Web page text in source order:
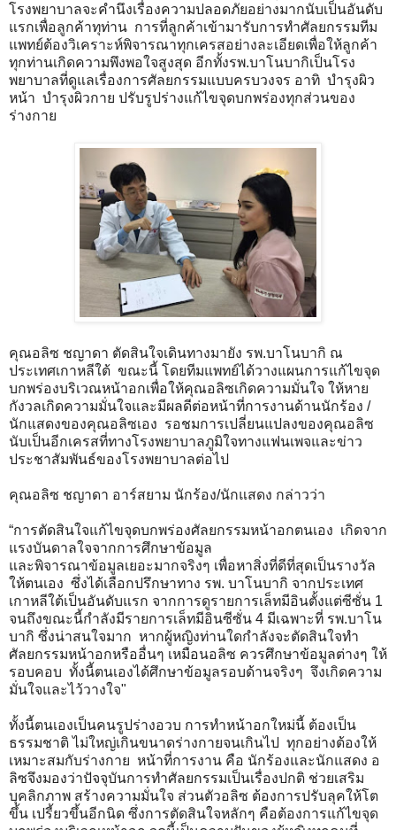
โรงพยาบาลจะคำนึงเรื่องความปลอดภัยอย่างมากนับเป็นอันดับ
แรกเพื่อลูกค้าทุท่าน การที่ลูกค้าเข้ามารับการทำศัลยกรรมทีม
แพทย์ต้องวิเคราะห์พิจารณาทุกเครสอย่างละเอียดเพื่อให้ลูกค้า
ทุกท่านเกิดความพึงพอใจสูงสุด อีกทั้งรพ.บาโนบากิเป็นโรง
พยาบาลที่ดูแลเรื่องการศัลยกรรมแบบครบวงจร อาทิ บำรุงผิว
หน้า บำรุงผิวกาย ปรับรูปร่างแก้ไขจุดบกพร่องทุกส่วนของ
ร่างกาย
คุณอลิซ ชญาดา ตัดสินใจเดินทางมายัง รพ.บาโนบากิ ณ
ประเทศเกาหลีใต้ ขณะนี้ โดยทีมแพทย์ได้วางแผนการแก้ไขจุด
บกพร่องบริเวณหน้าอกเพื่อให้คุณอลิซเกิดความมั่นใจ ให้หาย
กังวลเกิดความมั่นใจและมีผลดีต่อหน้าที่การงานด้านนักร้อง /
นักแสดงของคุณอลิซเอง รอชมการเปลี่ยนแปลงของคุณอลิซ
นับเป็นอีกเครสที่ทางโรงพยาบาลภูมิใจทางแฟนเพจและข่าว
ประชาสัมพันธ์ของโรงพยาบาลต่อไป
คุณอลิซ ชญาดา อาร์สยาม นักร้อง/นักแสดง กล่าวว่า
“การตัดสินใจแก้ไขจุดบกพร่องศัลยกรรมหน้าอกตนเอง เกิดจาก
แรงบันดาลใจจากการศึกษาข้อมูล
และพิจารณาข้อมูลเยอะมากจริงๆ เพื่อหาสิ่งที่ดีที่สุดเป็นรางวัล
ให้ตนเอง ซึ่งได้เลือกปรึกษาทาง รพ. บาโนบากิ จากประเทศ
เกาหลีใต้เป็นอันดับแรก จากการดูรายการเล็ทมีอินตั้งแต่ซีซั่น 1
จนถึงขณะนี้กำลังมีรายการเล็ทมีอินซีซั่น 4 มีเฉพาะที่ รพ.บาโน
บากิ ซึ่งน่าสนใจมาก หากผู้หญิงท่านใดกำลังจะตัดสินใจทำ
ศัลยกรรมหน้าอกหรืออื่นๆ เหมือนอลิซ ควรศึกษาข้อมูลต่างๆ ให้
รอบคอบ ทั้งนี้ตนเองได้ศึกษาข้อมูลรอบด้านจริงๆ จึงเกิดความ
มั่นใจและไว้วางใจ"
ทั้งนี้ตนเองเป็นคนรูปร่างอวบ การทำหน้าอกใหม่นี้ ต้องเป็น
ธรรมชาติ ไม่ใหญ่เกินขนาดร่างกายจนเกินไป ทุกอย่างต้องให้
เหมาะสมกับร่างกาย หน้าที่การงาน คือ นักร้องและนักแสดง อ
ลิซจึงมองว่าปัจจุบันการทำศัลยกรรมเป็นเรื่องปกติ ช่วยเสริม
บุคลิกภาพ สร้างความมั่นใจ ส่วนตัวอลิซ ต้องการปรับลุคให้โต
ขึ้น เปรี้ยวขึ้นอีกนิด ซึ่งการตัดสินใจหลักๆ คือต้องการแก้ไขจุด